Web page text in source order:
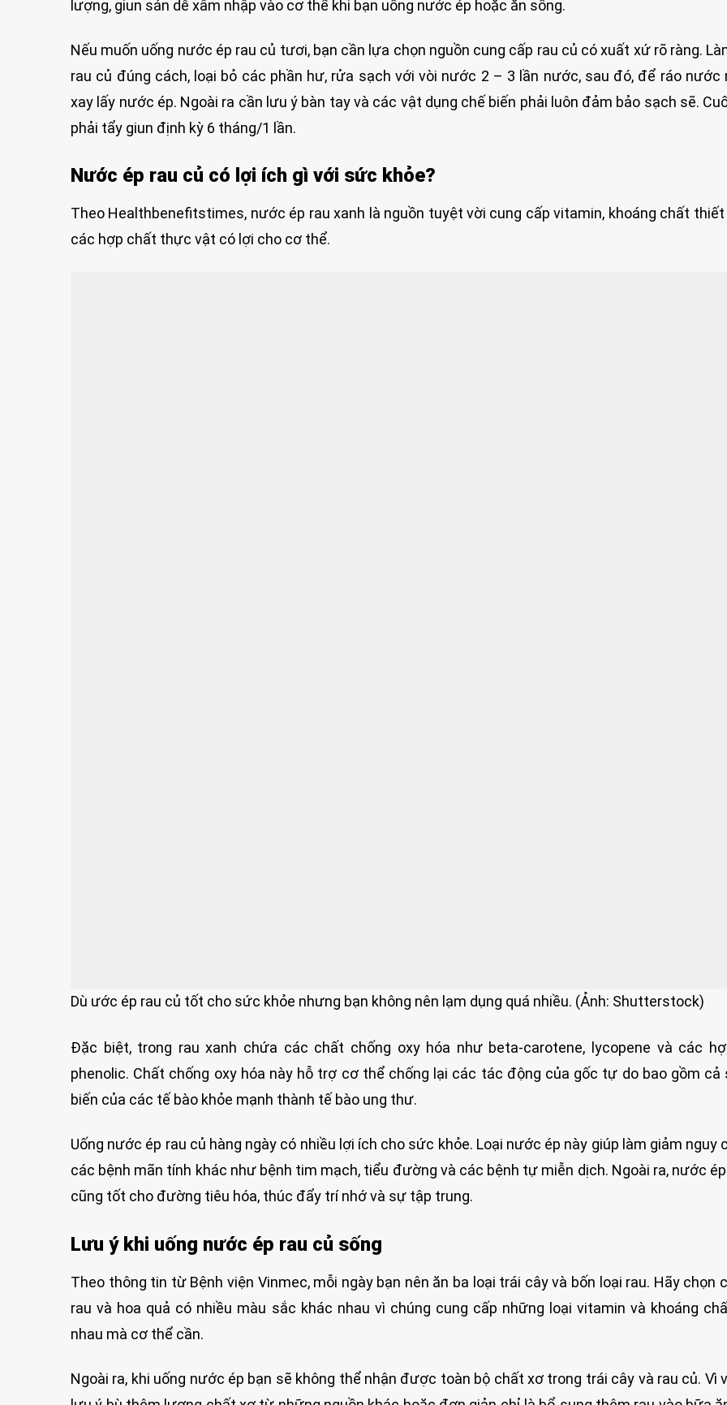
lượng, giun sán dễ xâm nhập vào cơ thể khi bạn uống nước ép hoặc ăn sống.
Nếu muốn uống nước ép rau củ tươi, bạn cần lựa chọn nguồn cung cấp rau củ có xuất xứ rõ ràng.
rau củ đúng cách, loại bỏ các phần hư, rửa sạch với vòi nước 2 – 3 lần nước, sau đó, để ráo nước
xay lấy nước ép. Ngoài ra cần lưu ý bàn tay và các vật dụng chế biến phải luôn đảm bảo sạch sẽ.
phải tẩy giun định kỳ 6 tháng/1 lần.
Nước ép rau củ có lợi ích gì với sức khỏe?
Theo Healthbenefitstimes, nước ép rau xanh là nguồn tuyệt vời cung cấp vitamin, khoáng chất thiết
các hợp chất thực vật có lợi cho cơ thể.
Dù ước ép rau củ tốt cho sức khỏe nhưng bạn không nên lạm dụng quá nhiều. (Ảnh: Shutterstock)
Đặc biệt, trong rau xanh chứa các chất chống oxy hóa như beta-carotene, lycopene và các
phenolic. Chất chống oxy hóa này hỗ trợ cơ thể chống lại các tác động của gốc tự do bao gồm
biến của các tế bào khỏe mạnh thành tế bào ung thư.
Uống nước ép rau củ hàng ngày có nhiều lợi ích cho sức khỏe. Loại nước ép này giúp làm giảm nguy
các bệnh mãn tính khác như bệnh tim mạch, tiểu đường và các bệnh tự miễn dịch. Ngoài ra, nước
cũng tốt cho đường tiêu hóa, thúc đẩy trí nhớ và sự tập trung.
Lưu ý khi uống nước ép rau củ sống
Theo thông tin từ Bệnh viện Vinmec, mỗi ngày bạn nên ăn ba loại trái cây và bốn loại rau. Hãy chọn
rau và hoa quả có nhiều màu sắc khác nhau vì chúng cung cấp những loại vitamin và khoáng
nhau mà cơ thể cần.
Ngoài ra, khi uống nước ép bạn sẽ không thể nhận được toàn bộ chất xơ trong trái cây và rau củ. Vì